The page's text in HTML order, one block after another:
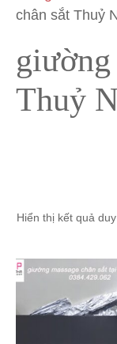
chân sắt Thuỷ
giường
Thuỷ
Hiển thị kết quả